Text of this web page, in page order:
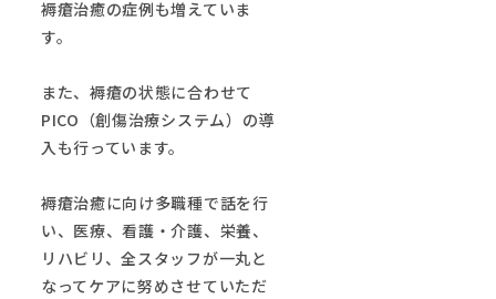
褥瘡治癒の症例も増えていま
す。
また、褥瘡の状態に合わせて
PICO（創傷治療システム）の導
入も行っています。
褥瘡治癒に向け多職種で話を行
い、医療、看護・介護、栄養、
リハビリ、全スタッフが一丸と
なってケアに努めさせていただ